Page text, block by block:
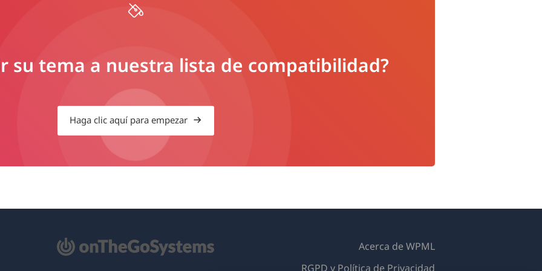
su tema a nuestra lista de compatibilidad?
Haga clic aquí para empezar
Acerca de WPML
RGPD y Política de Privacidad